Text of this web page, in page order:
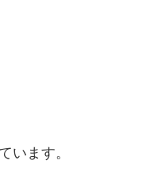
います。